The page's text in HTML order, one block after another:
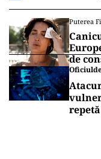
Puterea
de